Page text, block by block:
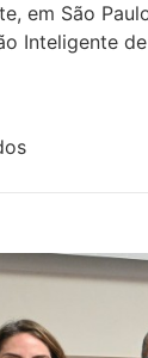
em São
Inteligente